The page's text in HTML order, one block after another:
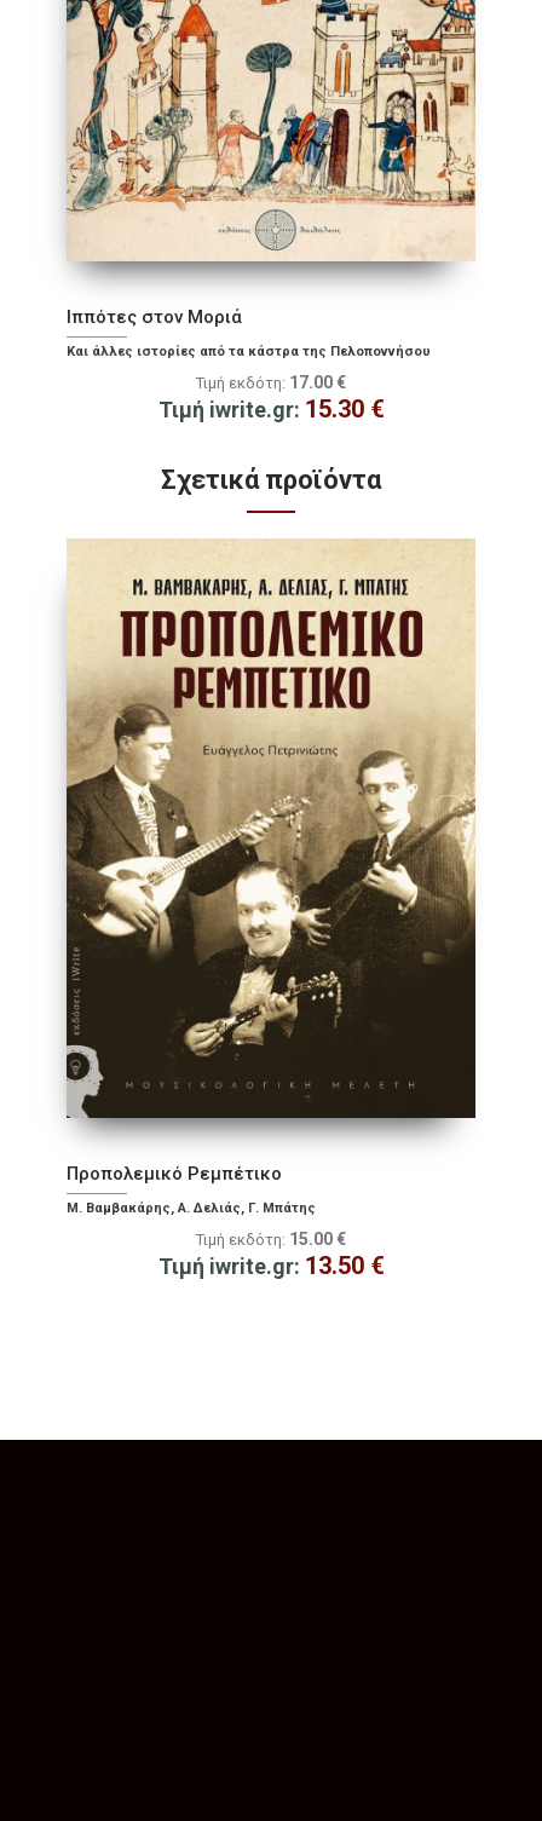
Ιππότες στον Μοριά
Και άλλες ιστορίες από τα κάστρα της Πελοποννήσου
Τιμή εκδότη: 17.00 €
Τιμή iwrite.gr: 15.30 €
Σχετικά προϊόντα
Προπολεμικό Ρεμπέτικο
Μ. Βαμβακάρης, Α. Δελιάς, Γ. Μπάτης
Τιμή εκδότη: 15.00 €
Τιμή iwrite.gr: 13.50 €